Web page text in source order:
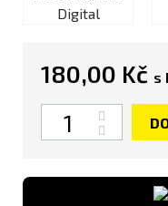
Digital
180,00 Kč s
Počet